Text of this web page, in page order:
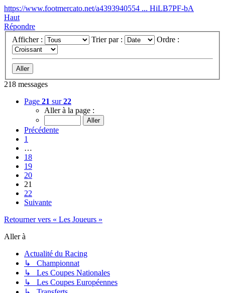
https://www.footmercato.net/a4393940554 ... HiLB7PF-bA
Haut
Répondre
Afficher :
Trier par : Ordre :
218 messages
Page 21 sur22
Aller à la page :
Précédente
1
…
18
19
20
21
22
Suivante
Retourner vers « Les Joueurs »
Aller à
Actualité du Racing
↳ Championnat
↳ Les Coupes Nationales
↳ Les Coupes Européennes